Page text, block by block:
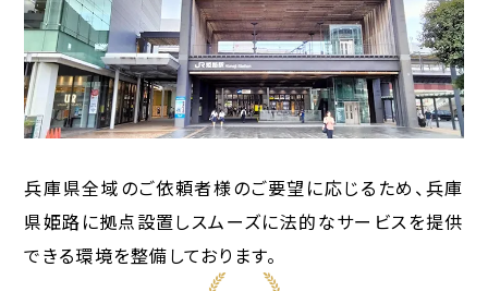
兵庫県全域のご依頼者様のご要望に応じるため、兵庫
県姫路に拠点設置しスムーズに法的なサービスを提供
できる環境を整備しております。